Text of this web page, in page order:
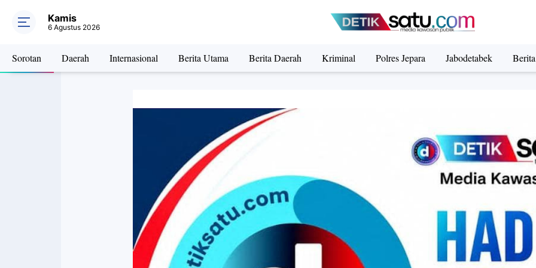
Kamis
6 Agustus 2026
Sorotan Daerah Internasional Berita Utama Berita Daerah Kriminal Polres Jepara Jabodetabek